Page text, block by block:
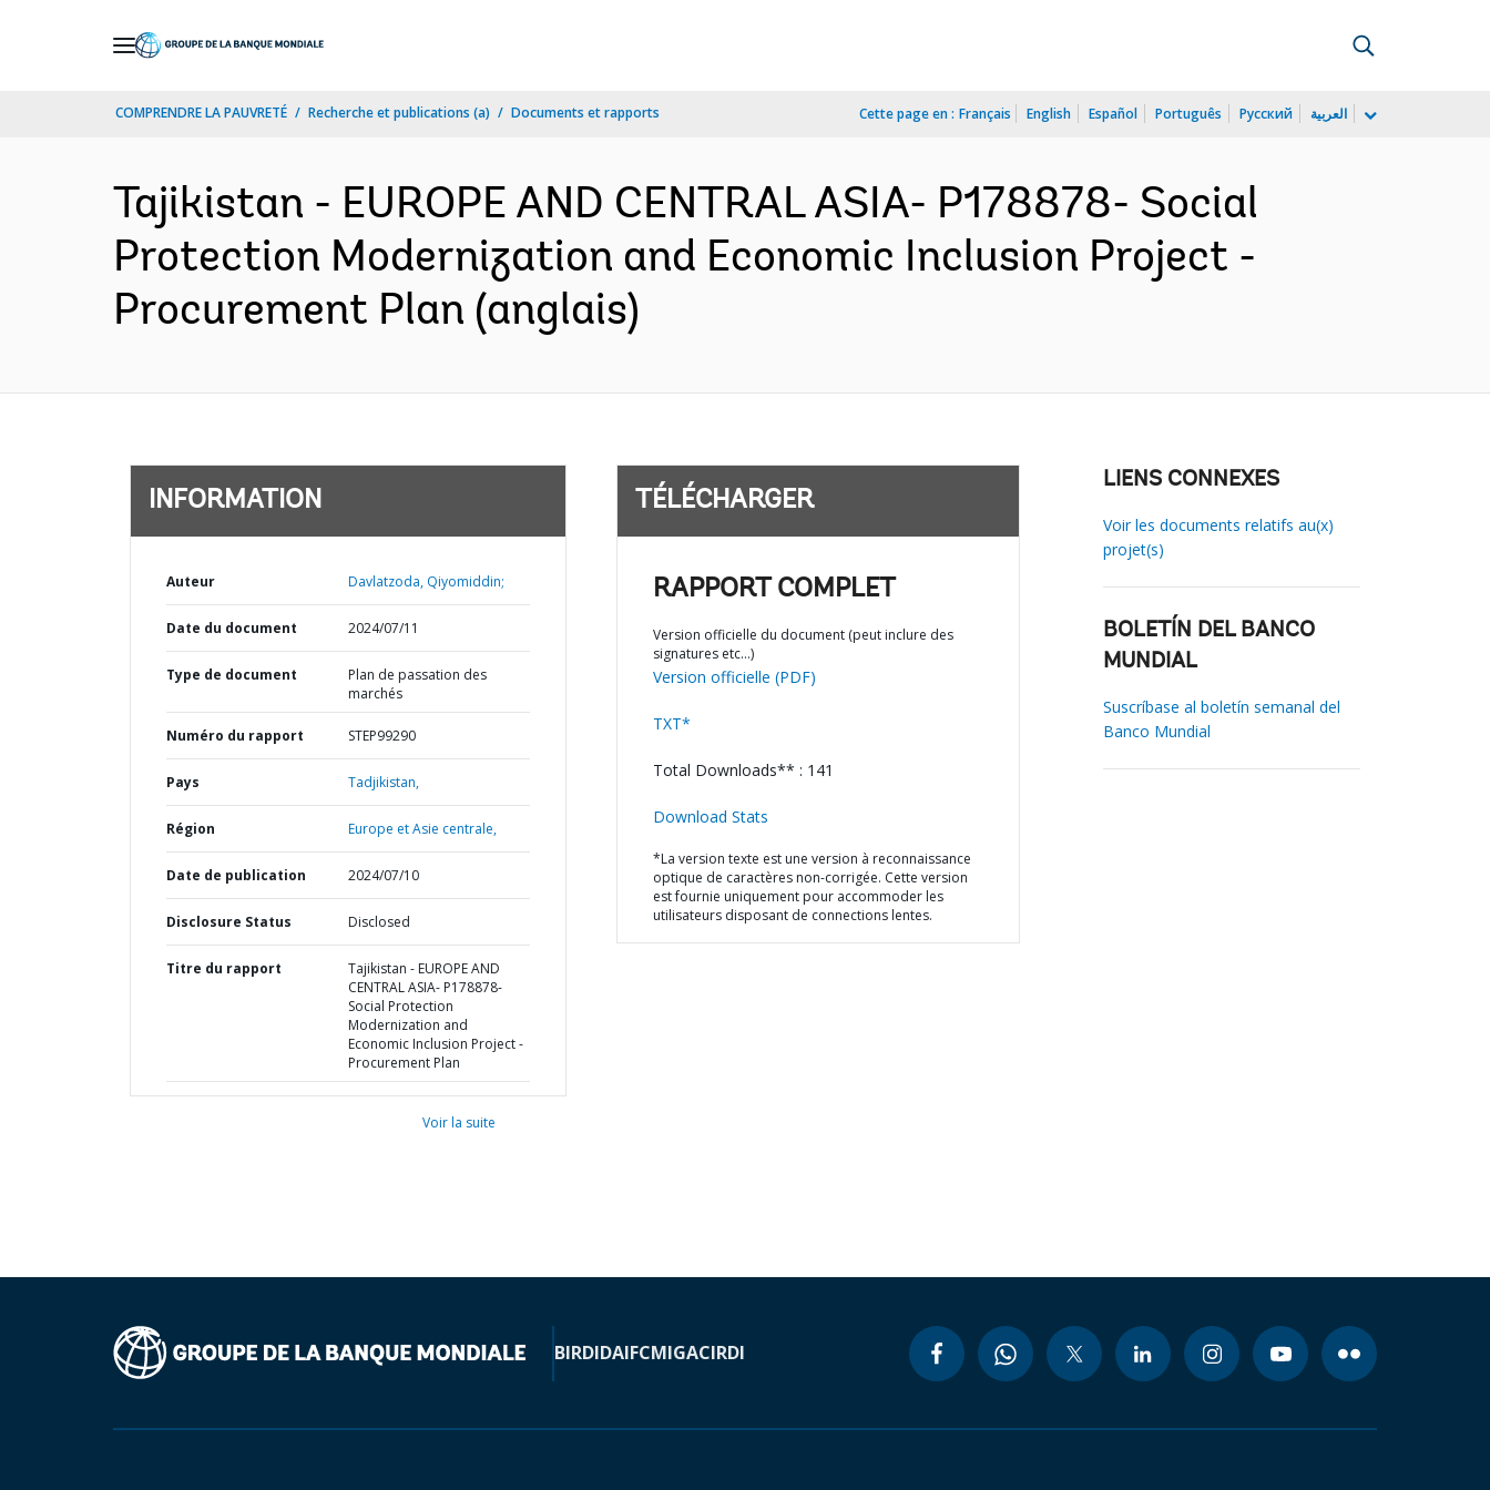
COMPRENDRE LA PAUVRETÉ Recherche et publications (a) Documents et rapports Cette page en : Français English Español Português Русский العربية
Tajikistan - EUROPE AND CENTRAL ASIA- P178878- Social
Protection Modernization and Economic Inclusion Project -
Procurement Plan (anglais)
INFORMATION
Auteur Davlatzoda, Qiyomiddin;
Date du document 2024/07/11
Type de document
Plan de passation des
marchés
Numéro du rapport STEP99290
Pays Tadjikistan,
Région Europe et Asie centrale,
Date de publication 2024/07/10
Disclosure Status Disclosed
Titre du rapport
Tajikistan - EUROPE AND
CENTRAL ASIA- P178878-
Social Protection
Modernization and
Economic Inclusion Project -
Procurement Plan
Voir la suite
TÉLÉCHARGER
RAPPORT COMPLET
Version officielle du document (peut inclure des
signatures etc…)
Version officielle (PDF)
TXT*
Total Downloads** : 141
Download Stats
*La version texte est une version à reconnaissance
optique de caractères non-corrigée. Cette version
est fournie uniquement pour accommoder les
utilisateurs disposant de connections lentes.
LIENS CONNEXES
Voir les documents relatifs au(x)
projet(s)
BOLETÍN DEL BANCO
MUNDIAL
Suscríbase al boletín semanal del
Banco Mundial
BIRDIDAIFCMIGACIRDI